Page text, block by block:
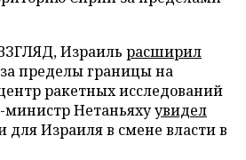
Израиль расширил
за пределы границы на
ракетных исследований
Нетаньяхуувидел
для Израиля в смене власти в